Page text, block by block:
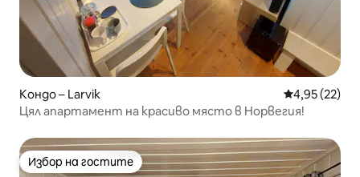
Кондо – Larvik Средна
4,95 (22)
Цял апартамент на красиво място в Норвегия!
Избор на гостите
Избор на гостите